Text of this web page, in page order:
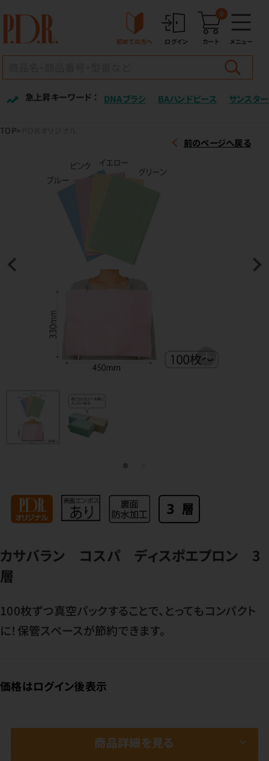
初めての方へ ログイン カート
0
メニュー
急上昇キーワード ： DNAブラシ BAハンドピース サンスター
TOP
前のページへ戻る
カサバラン コスパ ディスポエプロン 3
層
100枚ずつ真空パックすることで、とってもコンパクト
に！保管スペースが節約できます。
価格はログイン後表示
商品詳細を見る